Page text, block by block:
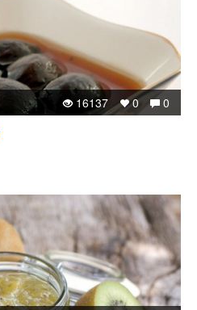
0
0
16137